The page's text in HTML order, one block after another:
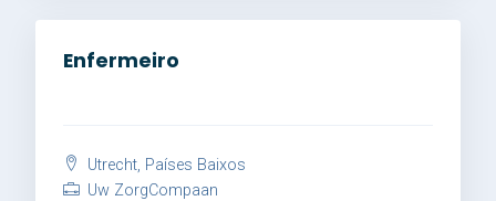
Enfermeiro
Utrecht, Países Baixos
Uw ZorgCompaan